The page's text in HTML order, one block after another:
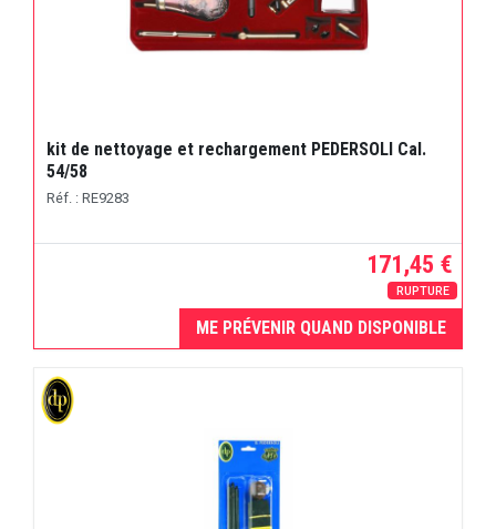
kit de nettoyage et rechargement PEDERSOLI Cal.
54/58
Réf. : RE9283
171,45 €
RUPTURE
ME PRÉVENIR QUAND DISPONIBLE